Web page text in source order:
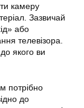
камеру
Зазвичай
або
телевізора.
якого ви
потрібно
до